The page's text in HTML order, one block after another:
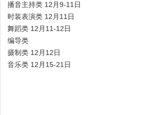
播音主持类 12月9-11日
时装表演类 12月11日
舞蹈类 12月11-12日
编导类
摄制类 12月12日
音乐类 12月15-21日